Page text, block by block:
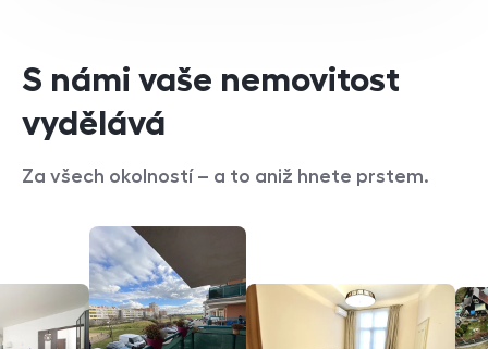
S námi vaše nemovitost
vydělává
Za všech okolností – a to aniž hnete prstem.